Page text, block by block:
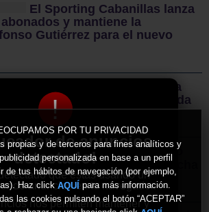
!
de anuncios
detectado!
que estás usando un
de anuncios en tu navegador.
nos permiten mantener y
POR TU PRIVACIDAD
propias y de terceros para fines analíticos y
personalizada en base a un perfil
de tus hábitos de navegación (por ejemplo,
Haz click AQUÍ para más información.
las cookies pulsando el botón “ACEPTAR”
El Sporting Cabanillas lanza
y mantiene la
Gutiérrez para el nuevo
El CD Guadalajara afronta
examen de pretemporada
Sigüenza da el pistoletazo
Ciclista Castilla-La Mancha